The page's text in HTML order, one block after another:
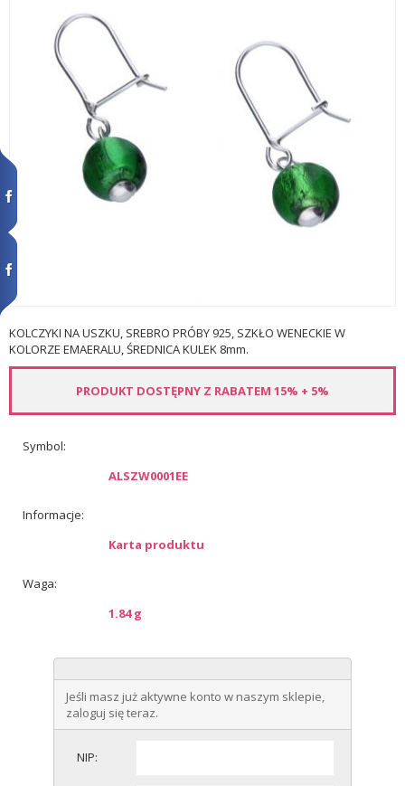
KOLCZYKI NA USZKU, SREBRO PRÓBY 925, SZKŁO WENECKIE W
KOLORZE EMAERALU, ŚREDNICA KULEK 8mm.
PRODUKT DOSTĘPNY Z RABATEM 15% + 5%
Symbol:
ALSZW0001EE
Informacje:
Karta produktu
Waga:
1.84 g
Jeśli masz już aktywne konto w naszym sklepie,
zaloguj się teraz.
NIP: